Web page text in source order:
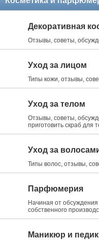
Декоративная
Отзывы, советы,
Уход за лицом
Типы кожи, отзывы,
Уход за телом
Отзывы, советы,
приготовить скраб для
Уход за
Типы волос, отзывы,
Парфюмерия
Начиная от
собственного
Маникюр и